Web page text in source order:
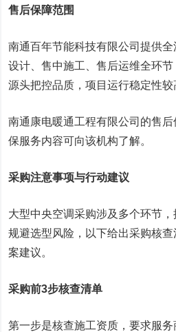
售后保障范围
南通百年节能科技有限公司提供
设计、售中施工、售后运维全环
源头把控品质，项目运行稳定性较
南通康电暖通工程有限公司的售
保服务内容可向该机构了解。
采购注意事项与行动建议
大型中央空调采购涉及多个环节
规避选型风险，以下给出采购核
案建议。
采购前3步核查清单
第一步是核查施工资质，要求服